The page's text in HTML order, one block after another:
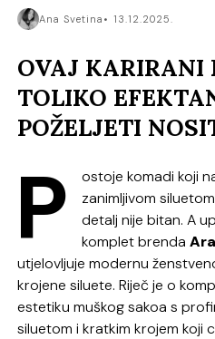
Ana Svetina 13.12.2025.
OVAJ KARIRANI
TOLIKO
POŽELJETI
P
ostoje komadi koji
zanimljivom
detalj nije bitan. A
komplet brenda
utjelovljuje modernu
krojene siluete. Riječ je o
estetiku muškog sakoa s
siluetom i kratkim krojem koji